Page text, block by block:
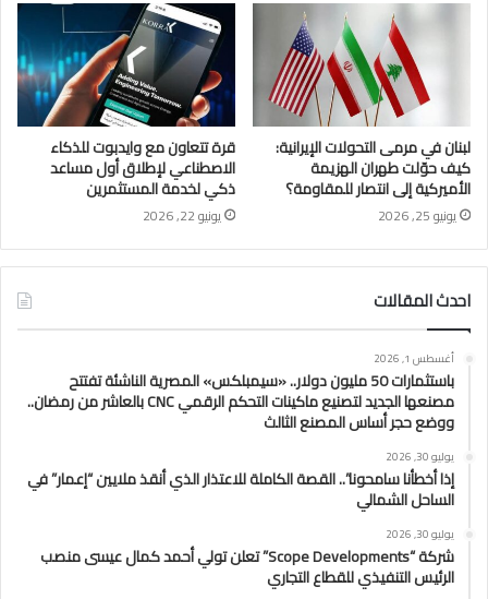
لبنان في مرمى التحولات الإيرانية:
كيف حوّلت طهران الهزيمة
الأميركية إلى انتصار للمقاومة؟
يونيو 25, 2026
قرة تتعاون مع وايدبوت للذكاء
الاصطناعي لإطلاق أول مساعد
ذكي لخدمة المستثمرين
يونيو 22, 2026
احدث المقالات
أغسطس 1, 2026
باستثمارات 50 مليون دولار.. «سيمبلكس» المصرية الناشئة تفتتح
مصنعها الجديد لتصنيع ماكينات التحكم الرقمي CNC بالعاشر من رمضان..
ووضع حجر أساس المصنع الثالث
يوليو 30, 2026
إذا أخطأنا سامحونا”.. القصة الكاملة للاعتذار الذي أنقذ ملايين “إعمار” في
الساحل الشمالي
يوليو 30, 2026
شركة “Scope Developments” تعلن تولي أحمد كمال عيسى منصب
الرئيس التنفيذي للقطاع التجاري